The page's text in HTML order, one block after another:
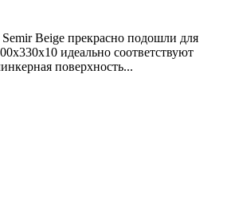
Beige прекрасно подошли для
идеально соответствуют
поверхность...